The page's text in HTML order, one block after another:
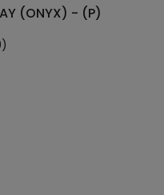
(ONYX) - (P)